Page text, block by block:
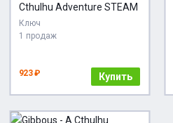
Cthulhu Adventure STEAM
Ключ
1 продаж
923 ₽ Купить